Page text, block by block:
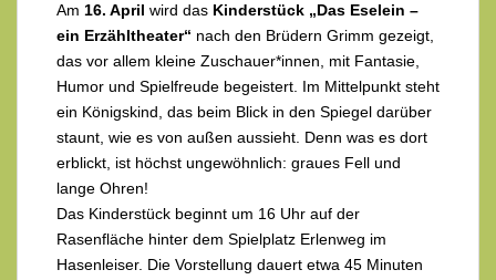
Am 16. April wird das Kinderstück „Das Eselein –
ein Erzähltheater“ nach den Brüdern Grimm gezeigt,
das vor allem kleine Zuschauer*innen, mit Fantasie,
Humor und Spielfreude begeistert. Im Mittelpunkt steht
ein Königskind, das beim Blick in den Spiegel darüber
staunt, wie es von außen aussieht. Denn was es dort
erblickt, ist höchst ungewöhnlich: graues Fell und
lange Ohren!
Das Kinderstück beginnt um 16 Uhr auf der
Rasenfläche hinter dem Spielplatz Erlenweg im
Hasenleiser. Die Vorstellung dauert etwa 45 Minuten